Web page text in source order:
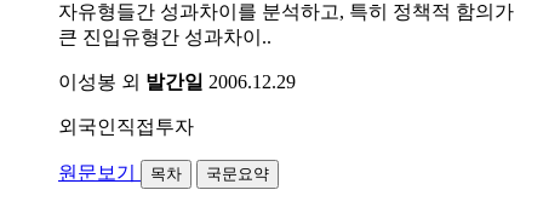
자유형들간 성과차이를 분석하고, 특히 정책적 함의가
큰 진입유형간 성과차이..
이성봉 외 발간일 2006.12.29
외국인직접투자
원문보기 목차 국문요약